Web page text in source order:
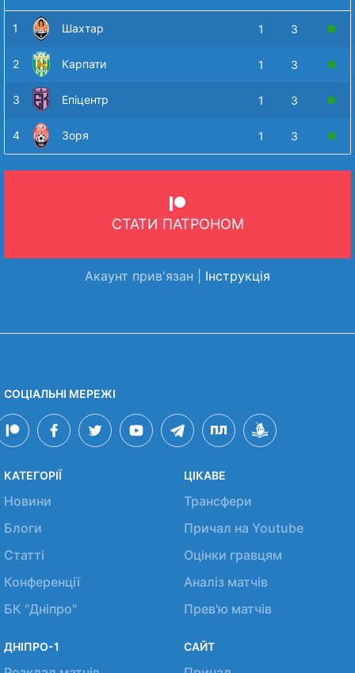
1 Шахтар 1 3
2 Карпати 1 3
3 Епіцентр 1 3
4 Зоря 1 3
СТАТИ ПАТРОНОМ
Акаунт прив'язан | Інструкція
СОЦІАЛЬНІ МЕРЕЖІ
КАТЕГОРІЇ
Новини
Блоги
Статті
Конференції
БК "Дніпро"
ЦІКАВЕ
Трансфери
Причал на Youtube
Оцінки гравцям
Аналіз матчів
Прев'ю матчів
ДНІПРО-1 САЙТ